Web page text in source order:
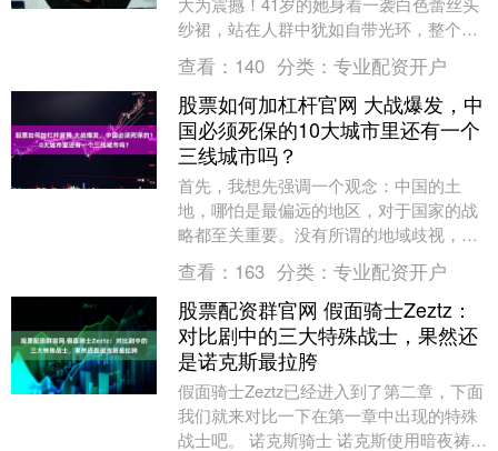
纱裙，站在人群中犹如自带光环，整个人
闪耀着无与伦比的气场。生图里的她，皮
肤紧致到几乎看....
查看： 140 分类： 专业配资开户
股票如何加杠杆官网 大战爆发，中
国必须死保的10大城市里还有一个
三线城市吗？
首先，我想先强调一个观念：中国的土
地，哪怕是最偏远的地区，对于国家的战
略都至关重要。没有所谓的地域歧视，真
正的区别在于地理环境和历史背景的不
同。每个城市都有其独....
查看： 163 分类： 专业配资开户
股票配资群官网 假面骑士Zeztz：
对比剧中的三大特殊战士，果然还
是诺克斯最拉胯
假面骑士Zeztz已经进入到了第二章，下面
我们就来对比一下在第一章中出现的特殊
战士吧。 诺克斯骑士 诺克斯使用暗夜祷告